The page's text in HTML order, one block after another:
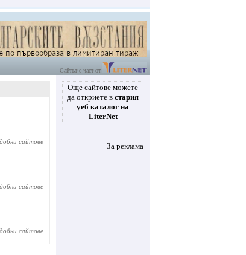
Сайтът е част от
сайтове
сайтове
сайтове
Още сайтове можете
да откриете в стария
уеб каталог на
LiterNet
За реклама